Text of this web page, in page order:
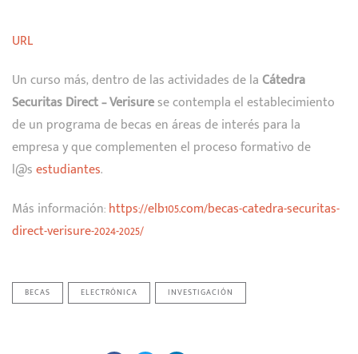
URL
Un curso más, dentro de las actividades de laCátedra
Securitas Direct – Verisurese contempla el establecimiento
de un programa de becas en áreas de interés para la
empresa y que complementen el proceso formativo de
l@sestudiantes.
Más información:https://elb105.com/becas-catedra-securitas-
direct-verisure-2024-2025/
BECAS ELECTRÓNICA INVESTIGACIÓN